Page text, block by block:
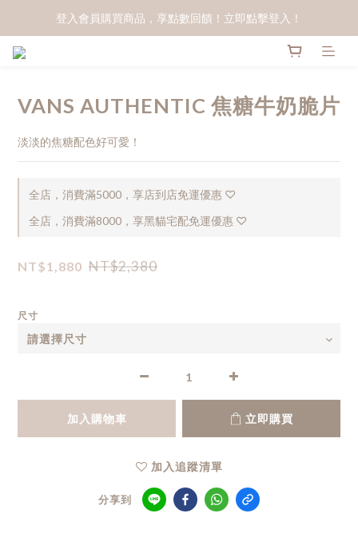
登入會員購買商品，享點數回饋！立即點擊登入！
VANS AUTHENTIC 焦糖牛奶脆片
淡淡的焦糖配色好可愛！
全店，消費滿5000，享店到店免運優惠 ♡
全店，消費滿8000，享黑貓宅配免運優惠 ♡
NT$1,880 NT$2,380
尺寸
加入購物車 立即購買
加入追蹤清單
分享到